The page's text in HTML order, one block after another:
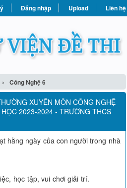
Đăng nhập Upload Liên hệ
› Công Nghệ 6
XUYÊN MÔN CÔNG NGHỆ
2023-2024 - TRƯỜNG THCS
hằng ngày của con người trong nhà
việc, học tập, vui chơi giải trí.